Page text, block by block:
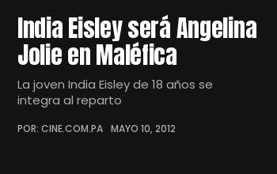
India Eisley será Angelina
Jolie en Maléfica
La joven India Eisley de 18 años se
integra al reparto
POR: CINE.COM.PA MAYO 10, 2012